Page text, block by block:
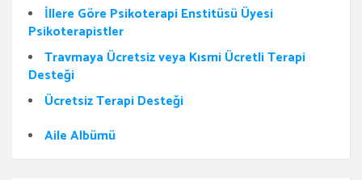
İllere Göre Psikoterapi Enstitüsü Üyesi
Psikoterapistler
Travmaya Ücretsiz veya Kısmi Ücretli Terapi
Desteği
Ücretsiz Terapi Desteği
Aile Albümü